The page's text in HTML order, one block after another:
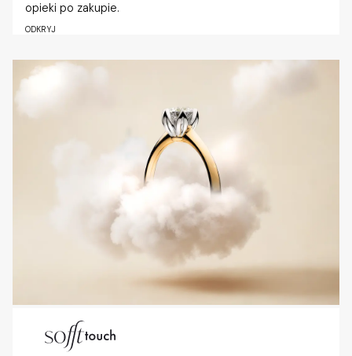
opieki po zakupie.
ODKRYJ